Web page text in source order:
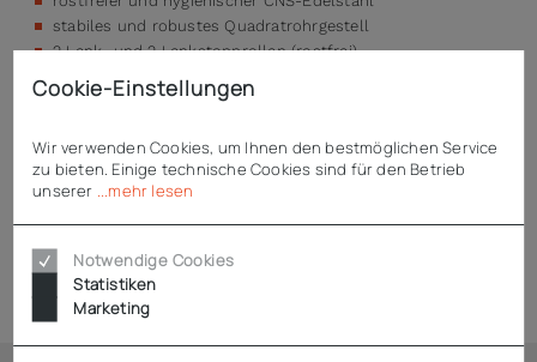
stabiles und robustes Quadratrohrgestell
2 Lenk- und 2 Lenkstopprollen (rostfrei)
4 Stoßecken für Rammschutz
Technische Daten
Zubehör
Cookie-Einstellungen
Wir verwenden Cookies, um Ihnen den bestmöglichen Service
zu bieten. Einige technische Cookies sind für den Betrieb
unserer ...mehr lesen
Notwendige Cookies
Statistiken
Marketing